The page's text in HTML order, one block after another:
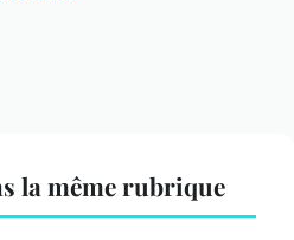
la même rubrique